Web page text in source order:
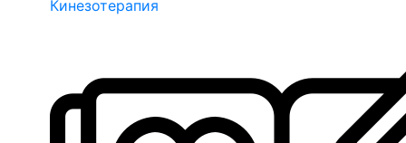
Кинезотерапия